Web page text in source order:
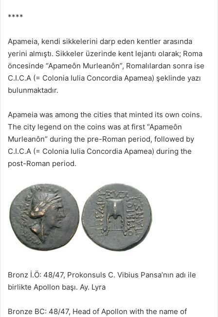
****
Apameia, kendi sikkelerini darp eden kentler arasında
yerini almıştı. Sikkeler üzerinde kent lejantı olarak; Roma
öncesinde “Apameôn Murleanôn”, Romalılardan sonra ise
C.I.C.A (= Colonia Iulia Concordia Apamea) şeklinde yazı
bulunmaktadır.
Apameia was among the cities that minted its own coins.
The city legend on the coins was at first “Apameôn
Murleanôn” during the pre-Roman period, followed by
C.I.C.A (= Colonia Iulia Concordia Apamea) during the
post-Roman period.
Bronz İ.Ö: 48/47, Prokonsuls C. Vibius Pansa’nın adı ile
birlikte Apollon başı. Ay. Lyra
Bronze BC: 48/47, Head of Apollon with the name of